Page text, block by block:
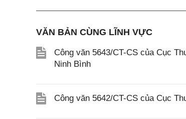
VĂN BẢN CÙNG LĨNH VỰC
Công văn 5643/CT-CS của Cục
Ninh Bình
Công văn 5642/CT-CS của Cục